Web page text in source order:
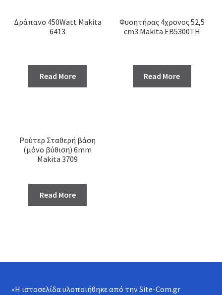
Δράπανο 450Watt Makita
6413
Read More
Φυσητήρας 4χρονος 52,5
cm3 Makita EB5300TH
Read More
Ρούτερ Σταθερή βάση
(μόνο βύθιση) 6mm
Makita 3709
Read More
«Η ιστοσελίδα υλοποιήθηκε από τηνSite-Com.gr